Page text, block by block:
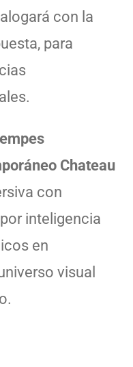
con la
para
Chateau
con
inteligencia
en
visual